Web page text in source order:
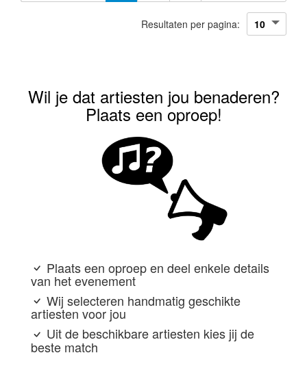
Resultaten per pagina:
Wil je dat artiesten jou benaderen?
Plaats een oproep!
Plaats een oproep en deel enkele details
van het evenement
Wij selecteren handmatig geschikte
artiesten voor jou
Uit de beschikbare artiesten kies jij de
beste match